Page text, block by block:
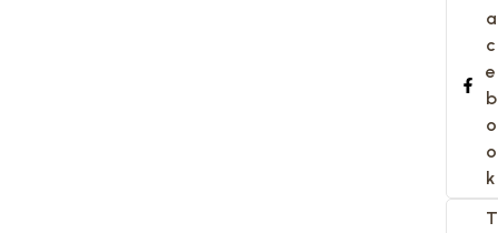
a
c
e
b
o
o
k
T